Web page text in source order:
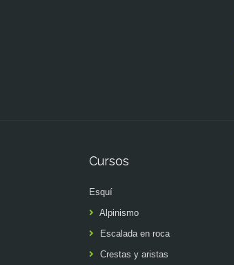
Cursos
Esquí
Alpinismo
Escalada en roca
Crestas y aristas